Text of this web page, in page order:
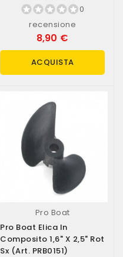
0
recensione
8,90 €
ACQUISTA
Pro Boat
Pro Boat Elica In
Composito 1,6" X 2,5" Rot
Sx (art. PRB0151)